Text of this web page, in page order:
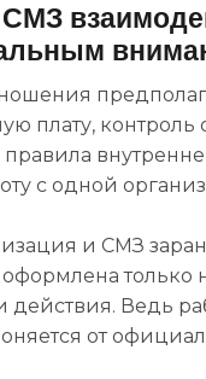
плату, контроль
с одной
и СМЗ
только
действия. Ведь
от